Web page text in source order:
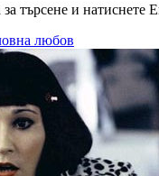
търсене и натиснете
любов